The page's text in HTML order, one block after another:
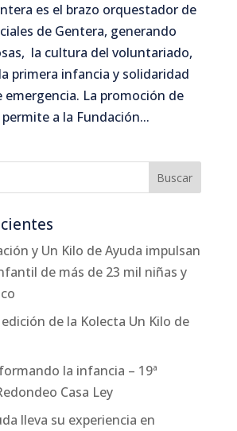
es el brazo orquestador de
de Gentera, generando
la cultura del voluntariado,
primera infancia y solidaridad
emergencia. La promoción de
a la Fundación...
y Un Kilo de Ayuda impulsan
de más de 23 mil niñas y
edición de la Kolecta Un Kilo de
la infancia – 19ª
Casa Ley
lleva su experiencia en